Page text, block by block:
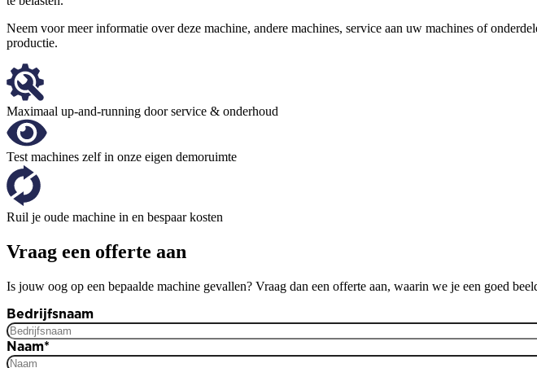
Neem voor meer informatie over deze machine, andere machines, service aan uw machines of
productie.
Maximaal up-and-running door service & onderhoud
Test machines zelf in onze eigen demoruimte
Ruil je oude machine in en bespaar kosten
Vraag een offerte aan
Is jouw oog op een bepaalde machine gevallen? Vraag dan een offerte aan, waarin we je een goed
Bedrijfsnaam
Naam*